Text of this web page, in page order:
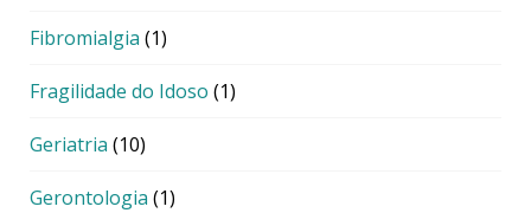
Fibromialgia (1)
Fragilidade do Idoso (1)
Geriatria (10)
Gerontologia (1)